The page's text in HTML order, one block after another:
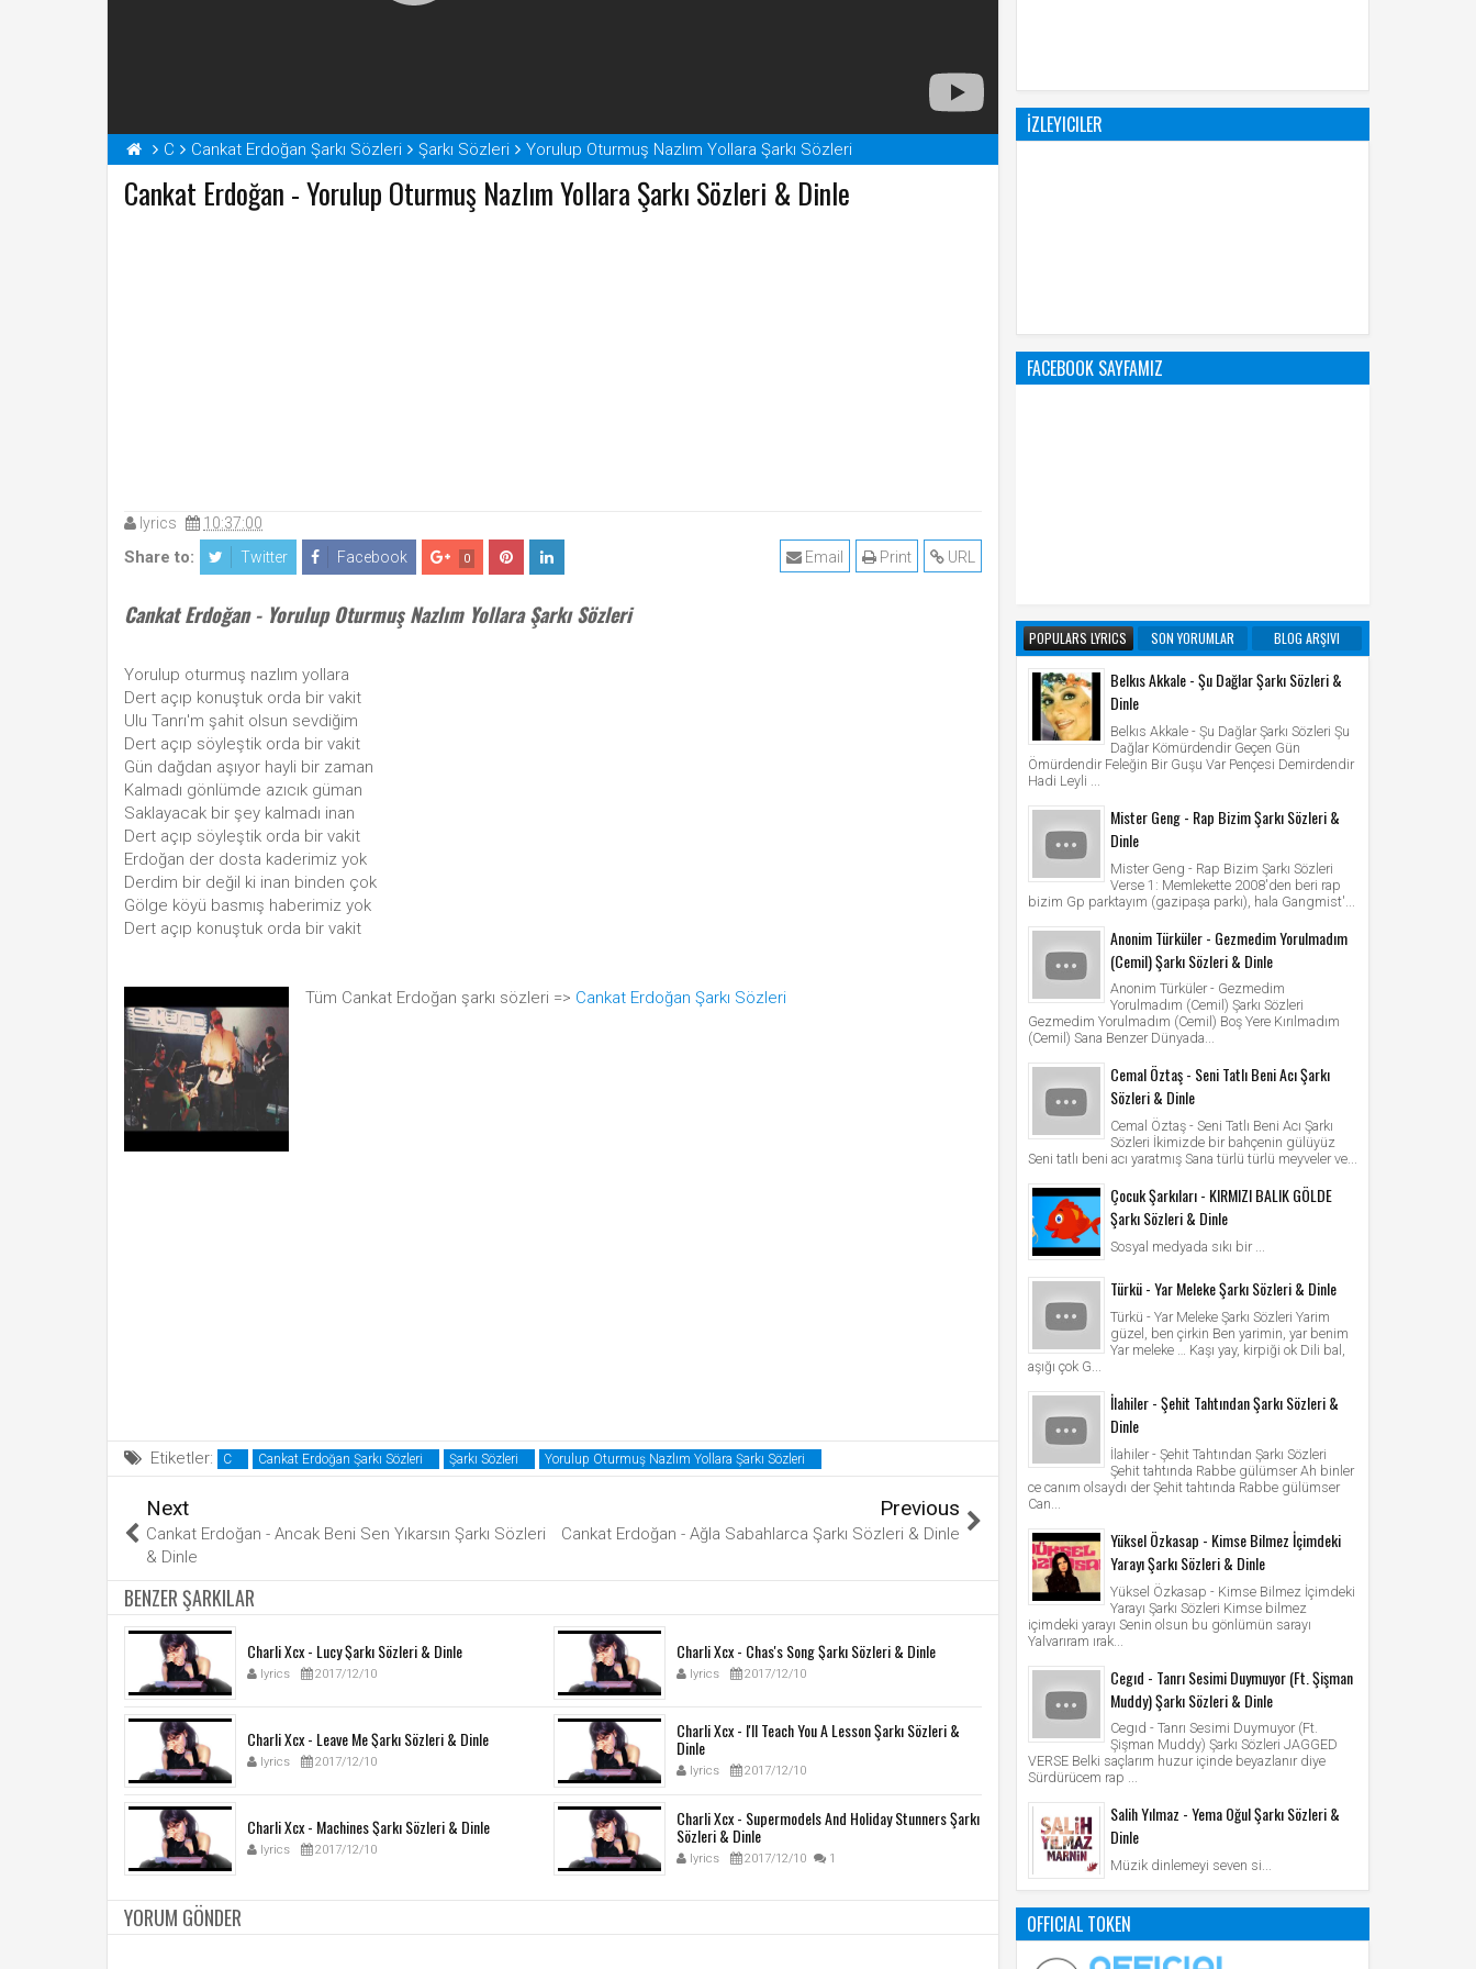
C Cankat Erdoğan Şarkı Sözleri Şarkı Sözleri Yorulup Oturmuş Nazlım Yollara Şarkı Sözleri
Cankat Erdoğan - Yorulup Oturmuş Nazlım Yollara Şarkı Sözleri & Dinle
lyrics 10:37:00
Share to: Twitter Facebook 0 URL
Print
Email
Cankat Erdoğan - Yorulup Oturmuş Nazlım Yollara Şarkı Sözleri
Yorulup oturmuş nazlım yollara
Dert açıp konuştuk orda bir vakit
Ulu Tanrı'm şahit olsun sevdiğim
Dert açıp söyleştik orda bir vakit
Gün dağdan aşıyor hayli bir zaman
Kalmadı gönlümde azıcık güman
Saklayacak bir şey kalmadı inan
Dert açıp söyleştik orda bir vakit
Erdoğan der dosta kaderimiz yok
Derdim bir değil ki inan binden çok
Gölge köyü basmış haberimiz yok
Dert açıp konuştuk orda bir vakit
Tüm Cankat Erdoğan şarkı sözleri => Cankat Erdoğan Şarkı Sözleri
Etiketler: C Cankat Erdoğan Şarkı Sözleri Şarkı Sözleri Yorulup Oturmuş Nazlım Yollara Şarkı Sözleri
Next
Cankat Erdoğan - Ancak Beni Sen Yıkarsın Şarkı Sözleri
& Dinle
Previous
Cankat Erdoğan - Ağla Sabahlarca Şarkı Sözleri & Dinle
BENZER ŞARKILAR
Charli Xcx - Lucy Şarkı Sözleri & Dinle
lyrics 2017/12/10
Charli Xcx - Chas's Song Şarkı Sözleri & Dinle
lyrics 2017/12/10
Charli Xcx - Leave Me Şarkı Sözleri & Dinle
lyrics 2017/12/10
Charli Xcx - I'll Teach You A Lesson Şarkı Sözleri &
Dinle
lyrics 2017/12/10
Charli Xcx - Machines Şarkı Sözleri & Dinle
lyrics 2017/12/10
Charli Xcx - Supermodels And Holiday Stunners Şarkı
Sözleri & Dinle
lyrics 2017/12/10 1
YORUM GÖNDER
İZLEYICILER
FACEBOOK SAYFAMIZ
POPULARS LYRICS SON YORUMLAR BLOG ARŞIVI
Belkıs Akkale - Şu Dağlar Şarkı Sözleri &
Dinle
Belkıs Akkale - Şu Dağlar Şarkı Sözleri Şu
Dağlar Kömürdendir Geçen Gün
Ömürdendir Feleğin Bir Guşu Var Pençesi Demirdendir
Hadi Leyli ...
Mister Geng - Rap Bizim Şarkı Sözleri &
Dinle
Mister Geng - Rap Bizim Şarkı Sözleri
Verse 1: Memlekette 2008'den beri rap
bizim Gp parktayım (gazipaşa parkı), hala Gangmist'...
Anonim Türküler - Gezmedim Yorulmadım
(Cemil) Şarkı Sözleri & Dinle
Anonim Türküler - Gezmedim
Yorulmadım (Cemil) Şarkı Sözleri
Gezmedim Yorulmadım (Cemil) Boş Yere Kırılmadım
(Cemil) Sana Benzer Dünyada...
Cemal Öztaş - Seni Tatlı Beni Acı Şarkı
Sözleri & Dinle
Cemal Öztaş - Seni Tatlı Beni Acı Şarkı
Sözleri İkimizde bir bahçenin gülüyüz
Seni tatlı beni acı yaratmış Sana türlü türlü meyveler ve...
Çocuk Şarkıları - KIRMIZI BALIK GÖLDE
Şarkı Sözleri & Dinle
Sosyal medyada sıkı bir ...
Türkü - Yar Meleke Şarkı Sözleri & Dinle
Türkü - Yar Meleke Şarkı Sözleri Yarim
güzel, ben çirkin Ben yarimin, yar benim
Yar meleke … Kaşı yay, kirpiği ok Dili bal,
aşığı çok G...
İlahiler - Şehit Tahtından Şarkı Sözleri &
Dinle
İlahiler - Şehit Tahtından Şarkı Sözleri
Şehit tahtında Rabbe gülümser Ah binler
ce canım olsaydı der Şehit tahtında Rabbe gülümser
Can...
Yüksel Özkasap - Kimse Bilmez İçimdeki
Yarayı Şarkı Sözleri & Dinle
Yüksel Özkasap - Kimse Bilmez İçimdeki
Yarayı Şarkı Sözleri Kimse bilmez
içimdeki yarayı Senin olsun bu gönlümün sarayı
Yalvarıram ırak...
Cegıd - Tanrı Sesimi Duymuyor (Ft. Şişman
Muddy) Şarkı Sözleri & Dinle
Cegıd - Tanrı Sesimi Duymuyor (Ft.
Şişman Muddy) Şarkı Sözleri JAGGED
VERSE Belki saçlarım huzur içinde beyazlanır diye
Sürdürücem rap ...
Salih Yılmaz - Yema Oğul Şarkı Sözleri &
Dinle
Müzik dinlemeyi seven si...
OFFICIAL TOKEN